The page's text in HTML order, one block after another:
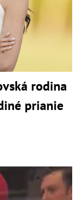
rodina
prianie